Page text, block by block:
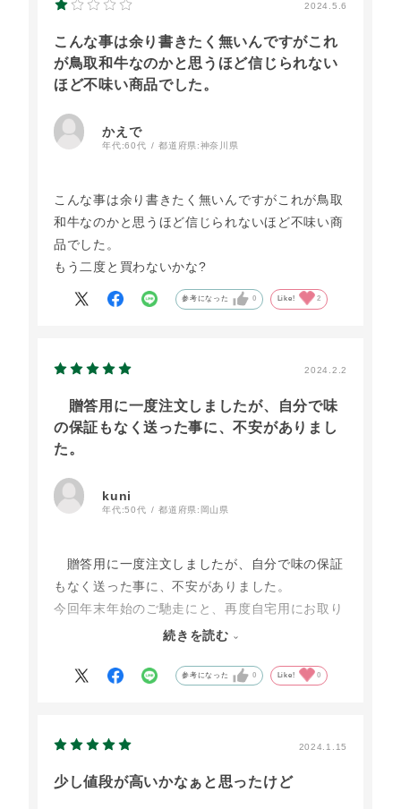
2024.5.6
こんな事は余り書きたく無いんですがこれ
が鳥取和牛なのかと思うほど信じられない
ほど不味い商品でした。
かえで
年代:60代 都道府県:神奈川県
こんな事は余り書きたく無いんですがこれが鳥取
和牛なのかと思うほど信じられないほど不味い商
品でした。
もう二度と買わないかな?
参考になった 0 Like! 2
2024.2.2
贈答用に一度注文しましたが、自分で味
の保証もなく送った事に、不安がありまし
た。
kuni
年代:50代 都道府県: 岡山県
贈答用に一度注文しましたが、自分で味の保証
もなく送った事に、不安がありました。
今回年末年始のご馳走にと、再度自宅用にお取り
寄せさせていただきました。
他にお歳暮でいただいたローストビーフもあった
好みもあると思いますが、霜降りではなく赤身に
いくつかお取り寄せさせていただいています
続きを読む
参考になった 0 Like! 0
2024.1.15
少し値段が高いかなぁと思ったけど